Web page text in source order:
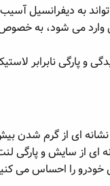
به دیفرانسیل
می شود، به خصوص
و پارگی نابرابر
ای از گرم شدن
ای از سایش و پارگی
خودرو را احساس می